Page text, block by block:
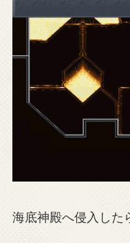
海底神殿へ侵入した